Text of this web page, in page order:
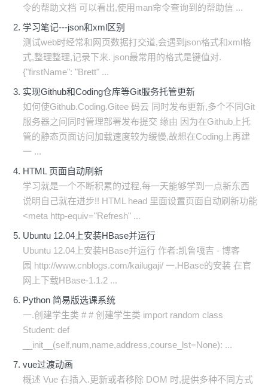
令的帮助文档 可以看出,使用man命令查询到的帮助信 ...
学习笔记---json和xml区别
测试web时经常和网页数据打交道,会遇到json格式和xml格
式,整理整理,记录下来. json最常用的格式是键值对.
{"firstName": "Brett" ...
实现Github和Coding仓库等Git服务托管更新
如何使Github.Coding.Gitee 码云 同时发布更新,多个不同Git
服务器之间同时管理部署发布提交 缘由 因为在Github上托
管的静态页面访问加载速度较为缓慢,故想在Coding上再建
一 ...
HTML 页面自动刷新
学习就是一个不断积累的过程,每一天能够学到一点新东西
说明自己就在进步!! HTML head 里面设置页面自动刷新功能
<meta http-equiv="Refresh" ...
Ubuntu 12.04上安装HBase并运行
Ubuntu 12.04上安装HBase并运行 作者:凯鲁嘎吉 - 博客
园 http://www.cnblogs.com/kailugaji/ 一.HBase的安装 在官
网上下载HBase-1.1.2 ...
Python 简易版选课系统
一.创建学生类 # # 创建学生类 import random class
Student: def
__init__(self,num,name,address,course_lst=None): ...
vue过渡动画
概述 Vue 在插入.更新或者移除 DOM 时,提供多种不同方式